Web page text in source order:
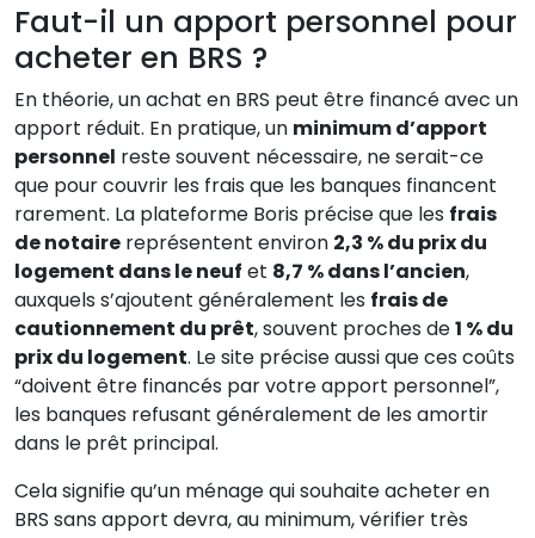
Faut-il un apport personnel pour
acheter en BRS ?
En théorie, un achat en BRS peut être financé avec un
apport réduit. En pratique, un minimum d’apport
personnel reste souvent nécessaire, ne serait-ce
que pour couvrir les frais que les banques financent
rarement. La plateforme Boris précise que les frais
de notaire représentent environ 2,3 % du prix du
logement dans le neuf et 8,7 % dans l’ancien,
auxquels s’ajoutent généralement les frais de
cautionnement du prêt, souvent proches de1 % du
prix du logement. Le site précise aussi que ces coûts
“doivent être financés par votre apport personnel”,
les banques refusant généralement de les amortir
dans le prêt principal.
Cela signifie qu’un ménage qui souhaite acheter en
BRS sans apport devra, au minimum, vérifier très